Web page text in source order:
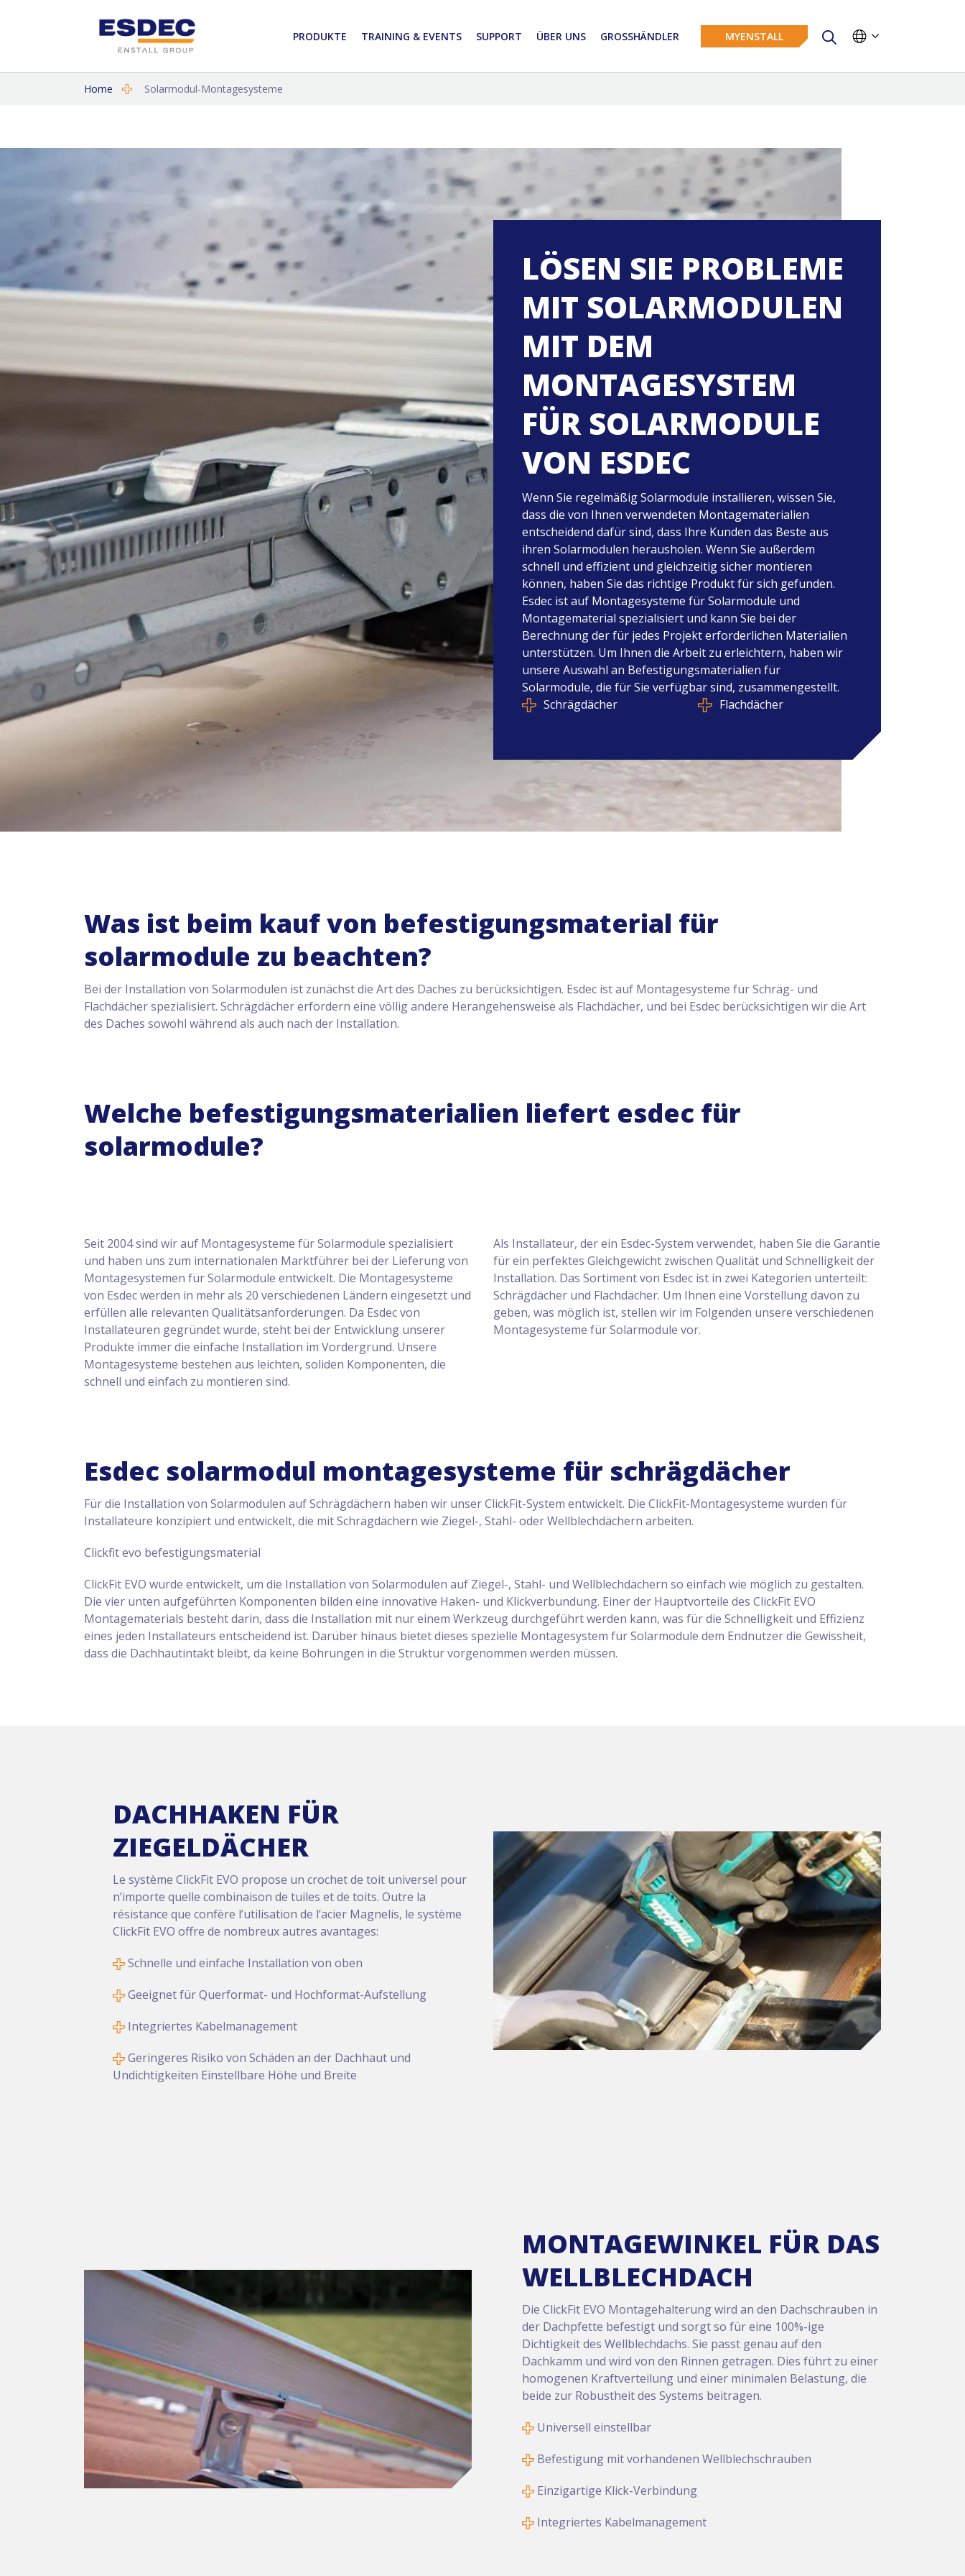
PRODUKTE TRAINING & EVENTS SUPPORT ÜBER UNS GROSSHÄNDLER MYENSTALL
Home Solarmodul-Montagesysteme
LÖSEN SIE PROBLEME
MIT SOLARMODULEN
MIT DEM
MONTAGESYSTEM
FÜR SOLARMODULE
VON ESDEC
Wenn Sie regelmäßig Solarmodule installieren, wissen Sie,
dass die von Ihnen verwendeten Montagematerialien
entscheidend dafür sind, dass Ihre Kunden das Beste aus
ihren Solarmodulen herausholen. Wenn Sie außerdem
schnell und effizient und gleichzeitig sicher montieren
können, haben Sie das richtige Produkt für sich gefunden.
Esdec ist auf Montagesysteme für Solarmodule und
Montagematerial spezialisiert und kann Sie bei der
Berechnung der für jedes Projekt erforderlichen Materialien
unterstützen. Um Ihnen die Arbeit zu erleichtern, haben wir
unsere Auswahl an Befestigungsmaterialien für
Solarmodule, die für Sie verfügbar sind, zusammengestellt.
Schrägdächer
Flachdächer
Was ist beim kauf von befestigungsmaterial für
solarmodule zu beachten?
Bei der Installation von Solarmodulen ist zunächst die Art des Daches zu berücksichtigen. Esdec ist auf Montagesysteme für Schräg- und
Flachdächer spezialisiert. Schrägdächer erfordern eine völlig andere Herangehensweise als Flachdächer, und bei Esdec berücksichtigen wir die Art
des Daches sowohl während als auch nach der Installation.
Welche befestigungsmaterialien liefert esdec für
solarmodule?
Seit 2004 sind wir auf Montagesysteme für Solarmodule spezialisiert
und haben uns zum internationalen Marktführer bei der Lieferung von
Montagesystemen für Solarmodule entwickelt. Die Montagesysteme
von Esdec werden in mehr als 20 verschiedenen Ländern eingesetzt und
erfüllen alle relevanten Qualitätsanforderungen. Da Esdec von
Installateuren gegründet wurde, steht bei der Entwicklung unserer
Produkte immer die einfache Installation im Vordergrund. Unsere
Montagesysteme bestehen aus leichten, soliden Komponenten, die
schnell und einfach zu montieren sind.
Als Installateur, der ein Esdec-System verwendet, haben Sie die Garantie
für ein perfektes Gleichgewicht zwischen Qualität und Schnelligkeit der
Installation. Das Sortiment von Esdec ist in zwei Kategorien unterteilt:
Schrägdächer und Flachdächer. Um Ihnen eine Vorstellung davon zu
geben, was möglich ist, stellen wir im Folgenden unsere verschiedenen
Montagesysteme für Solarmodule vor.
Esdec solarmodul montagesysteme für schrägdächer
Für die Installation von Solarmodulen auf Schrägdächern haben wir unser ClickFit-System entwickelt. Die ClickFit-Montagesysteme wurden für
Installateure konzipiert und entwickelt, die mit Schrägdächern wie Ziegel-, Stahl- oder Wellblechdächern arbeiten.
Clickfit evo befestigungsmaterial
ClickFit EVO wurde entwickelt, um die Installation von Solarmodulen auf Ziegel-, Stahl- und Wellblechdächern so einfach wie möglich zu gestalten.
Die vier unten aufgeführten Komponenten bilden eine innovative Haken- und Klickverbundung. Einer der Hauptvorteile des ClickFit EVO
Montagematerials besteht darin, dass die Installation mit nur einem Werkzeug durchgeführt werden kann, was für die Schnelligkeit und Effizienz
eines jeden Installateurs entscheidend ist. Darüber hinaus bietet dieses spezielle Montagesystem für Solarmodule dem Endnutzer die Gewissheit,
dass die Dachhautintakt bleibt, da keine Bohrungen in die Struktur vorgenommen werden müssen.
DACHHAKEN FÜR
ZIEGELDÄCHER
Le système ClickFit EVO propose un crochet de toit universel pour
n’importe quelle combinaison de tuiles et de toits. Outre la
résistance que confère l’utilisation de l’acier Magnelis, le système
ClickFit EVO offre de nombreux autres avantages:
Schnelle und einfache Installation von oben
Geeignet für Querformat- und Hochformat-Aufstellung
Integriertes Kabelmanagement
Geringeres Risiko von Schäden an der Dachhaut und
Undichtigkeiten Einstellbare Höhe und Breite
MONTAGEWINKEL FÜR DAS
WELLBLECHDACH
Die ClickFit EVO Montagehalterung wird an den Dachschrauben in
der Dachpfette befestigt und sorgt so für eine 100%-ige
Dichtigkeit des Wellblechdachs. Sie passt genau auf den
Dachkamm und wird von den Rinnen getragen. Dies führt zu einer
homogenen Kraftverteilung und einer minimalen Belastung, die
beide zur Robustheit des Systems beitragen.
Universell einstellbar
Befestigung mit vorhandenen Wellblechschrauben
Einzigartige Klick-Verbindung
Integriertes Kabelmanagement